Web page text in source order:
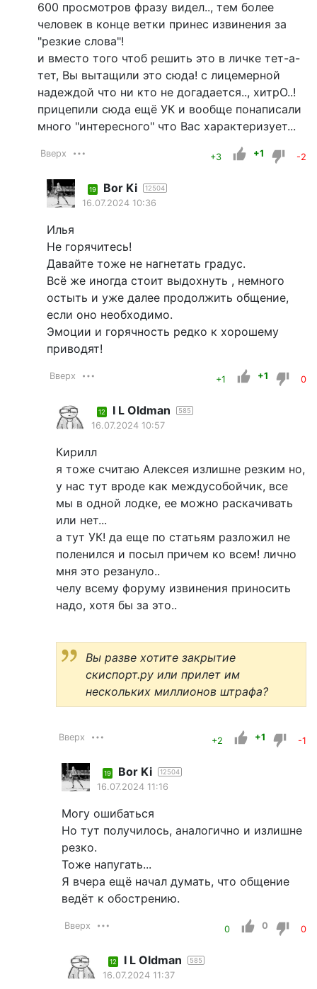
600 просмотров фразу видел.., тем более
человек в конце ветки принес извинения за
"резкие слова"!
и вместо того чтоб решить это в личке тет-а-
тет, Вы вытащили это сюда! с лицемерной
надеждой что ни кто не догадается.., хитрО..!
прицепили сюда ещё УК и вообще понаписали
много "интересного" что Вас характеризует...
Вверх +3 +1 -2
19 Bor Ki 12504
16.07.2024 10:36
Илья
Не горячитесь!
Давайте тоже не нагнетать градус.
Всё же иногда стоит выдохнуть , немного
остыть и уже далее продолжить общение,
если оно необходимо.
Эмоции и горячность редко к хорошему
приводят!
Вверх +1 +1 0
12 I L Oldman 585
16.07.2024 10:57
Кирилл
я тоже считаю Алексея излишне резким но,
у нас тут вроде как междусобойчик, все
мы в одной лодке, ее можно раскачивать
или нет...
а тут УК! да еще по статьям разложил не
поленился и посыл причем ко всем! лично
мня это резануло..
челу всему форуму извинения приносить
надо, хотя бы за это..
Вы разве хотите закрытие
скиспорт.ру или прилет им
нескольких миллионов штрафа?
Вверх +2 +1 -1
19 Bor Ki 12504
16.07.2024 11:16
Могу ошибаться
Но тут получилось, аналогично и излишне
резко.
Тоже напугать...
Я вчера ещё начал думать, что общение
ведёт к обострению.
Вверх 0 0 0
12 I L Oldman 585
16.07.2024 11:37